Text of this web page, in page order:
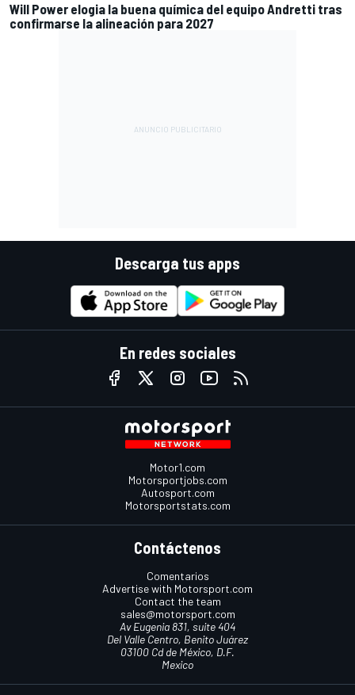
Will Power elogia la buena química del equipo Andretti tras
confirmarse la alineación para 2027
Descarga tus apps
En redes sociales
Motor1.com
Motorsportjobs.com
Autosport.com
Motorsportstats.com
Contáctenos
Comentarios
Advertise with Motorsport.com
Contact the team
sales@motorsport.com
Av Eugenia 831, suite 404
Del Valle Centro, Benito Juárez
03100 Cd de México, D.F.
Mexico